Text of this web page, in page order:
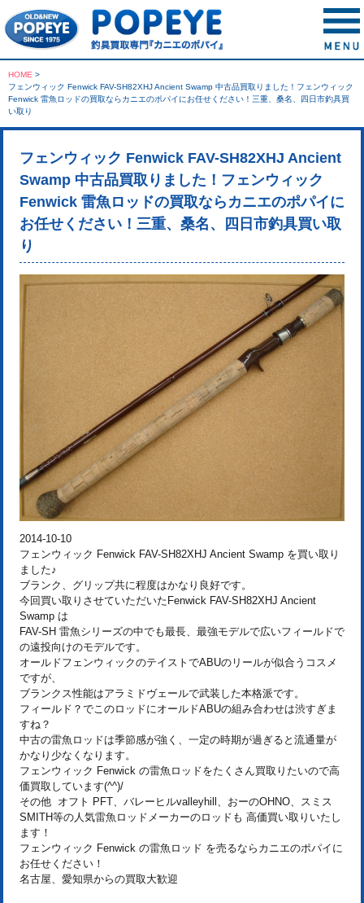
HOME >
フェンウィック Fenwick FAV-SH82XHJ Ancient Swamp 中古品買取りました！フェンウィック
Fenwick 雷魚ロッドの買取ならカニエのポパイにお任せください！三重、桑名、四日市釣具買
い取り
フェンウィック Fenwick FAV-SH82XHJ Ancient
Swamp 中古品買取りました！フェンウィック
Fenwick 雷魚ロッドの買取ならカニエのポパイに
お任せください！三重、桑名、四日市釣具買い取
り
2014-10-10
フェンウィック Fenwick FAV-SH82XHJ Ancient Swamp を買い取り
ました♪
ブランク、グリップ共に程度はかなり良好です。
今回買い取りさせていただいたFenwick FAV-SH82XHJ Ancient
Swamp は
FAV-SH 雷魚シリーズの中でも最長、最強モデルで広いフィールドで
の遠投向けのモデルです。
オールドフェンウィックのテイストでABUのリールが似合うコスメ
ですが、
ブランクス性能はアラミドヴェールで武装した本格派です。
フィールド？でこのロッドにオールドABUの組み合わせは渋すぎま
すね？
中古の雷魚ロッドは季節感が強く、一定の時期が過ぎると流通量が
かなり少なくなります。
フェンウィック Fenwick の雷魚ロッドをたくさん買取りたいので高
価買取しています(^^)/
その他 オフト PFT、バレーヒルvalleyhill、おーのOHNO、スミス
SMITH等の人気雷魚ロッドメーカーのロッドも 高価買い取りいたし
ます！
フェンウィック Fenwick の雷魚ロッド を売るならカニエのポパイに
お任せください！
名古屋、愛知県からの買取大歓迎